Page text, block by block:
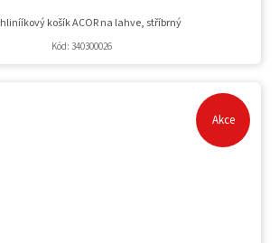
košík ACOR na lahve, stříbrný
Kód: 340300026
Akce